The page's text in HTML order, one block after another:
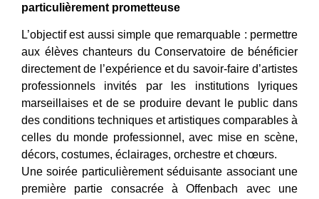
particulièrement prometteuse
L’objectif est aussi simple que remarquable : permettre
aux élèves chanteurs du Conservatoire de bénéficier
directement de l’expérience et du savoir-faire d’artistes
professionnels invités par les institutions lyriques
marseillaises et de se produire devant le public dans
des conditions techniques et artistiques comparables à
celles du monde professionnel, avec mise en scène,
décors, costumes, éclairages, orchestre et chœurs.
Une soirée particulièrement séduisante associant une
première partie consacrée à Offenbach avec une